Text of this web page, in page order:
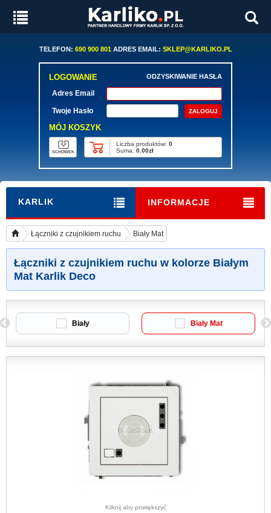
TELEFON: 690 900 801ADRES EMAIL: SKLEP@KARLIKO.PL
LOGOWANIE ODZYSKIWANIE HASŁA
Adres Email
Twoje Hasło
MÓJ KOSZYK
SCHOWEK
Liczba produktów: 0
Suma: 0.00zł
KARLIK INFORMACJE
Łączniki z czujnikiem ruchu Biały Mat
Łączniki z czujnikiem ruchu w kolorze Białym
Mat Karlik Deco
Biały Biały Mat
Kliknij aby powiększyć